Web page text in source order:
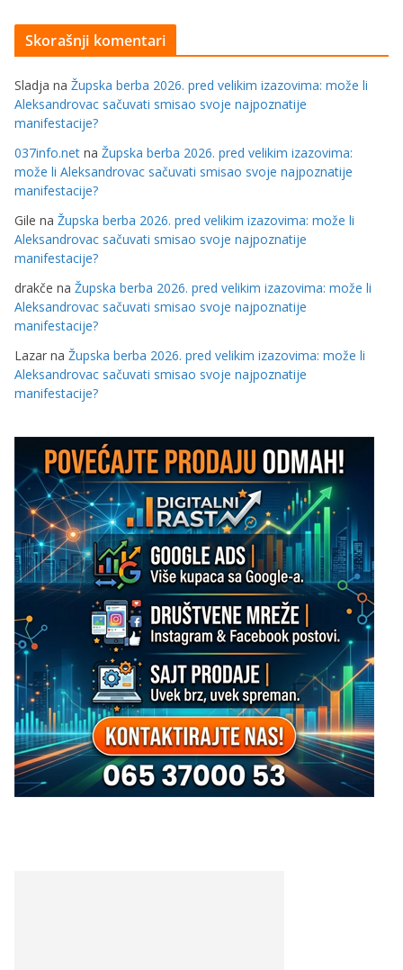
Skorašnji komentari
Sladja na Župska berba 2026. pred velikim izazovima: može li
Aleksandrovac sačuvati smisao svoje najpoznatije
manifestacije?
037info.net na Župska berba 2026. pred velikim izazovima:
može li Aleksandrovac sačuvati smisao svoje najpoznatije
manifestacije?
Gile na Župska berba 2026. pred velikim izazovima: može li
Aleksandrovac sačuvati smisao svoje najpoznatije
manifestacije?
drakče na Župska berba 2026. pred velikim izazovima: može li
Aleksandrovac sačuvati smisao svoje najpoznatije
manifestacije?
Lazar na Župska berba 2026. pred velikim izazovima: može li
Aleksandrovac sačuvati smisao svoje najpoznatije
manifestacije?